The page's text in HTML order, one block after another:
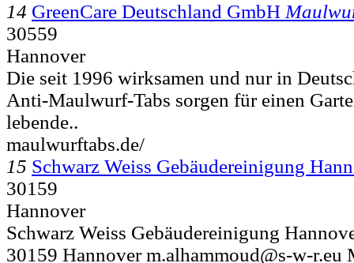
14 GreenCare Deutschland GmbH
30559
Hannover
Die seit 1996 wirksamen und nur in
Anti-Maulwurf-Tabs sorgen für einen
lebende..
maulwurftabs.de/
15 Schwarz Weiss Gebäudereinigung
30159
Hannover
Schwarz Weiss Gebäudereinigung
30159 Hannover m.alhammoud@s-w-r.eu